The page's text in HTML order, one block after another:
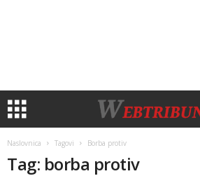
Naslovnica Tagovi Borba protiv
Tag: borba protiv